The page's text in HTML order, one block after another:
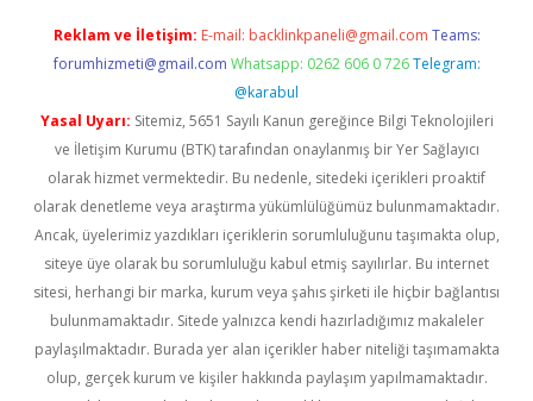
Reklam ve İletişim: E-mail: backlinkpaneli@gmail.com Teams:
forumhizmeti@gmail.com Whatsapp: 0262 606 0 726 Telegram:
@karabul
Yasal Uyarı: Sitemiz, 5651 Sayılı Kanun gereğince Bilgi Teknolojileri
ve İletişim Kurumu (BTK) tarafından onaylanmış bir Yer Sağlayıcı
olarak hizmet vermektedir. Bu nedenle, sitedeki içerikleri proaktif
olarak denetleme veya araştırma yükümlülüğümüz bulunmamaktadır.
Ancak, üyelerimiz yazdıkları içeriklerin sorumluluğunu taşımakta olup,
siteye üye olarak bu sorumluluğu kabul etmiş sayılırlar. Bu internet
sitesi, herhangi bir marka, kurum veya şahıs şirketi ile hiçbir bağlantısı
bulunmamaktadır. Sitede yalnızca kendi hazırladığımız makaleler
paylaşılmaktadır. Burada yer alan içerikler haber niteliği taşımamakta
olup, gerçek kurum ve kişiler hakkında paylaşım yapılmamaktadır.